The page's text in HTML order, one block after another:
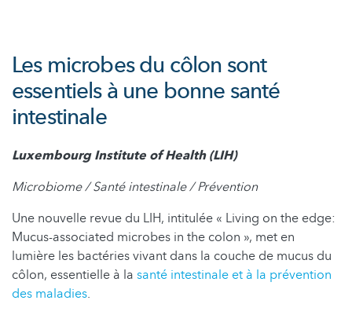
Les microbes du côlon sont
essentiels à une bonne santé
intestinale
Luxembourg Institute of Health (LIH)
Microbiome / Santé intestinale / Prévention
Une nouvelle revue du LIH, intitulée « Living on the edge:
Mucus-associated microbes in the colon », met en
lumière les bactéries vivant dans la couche de mucus du
côlon, essentielle à la santé intestinale et à la prévention
des maladies.